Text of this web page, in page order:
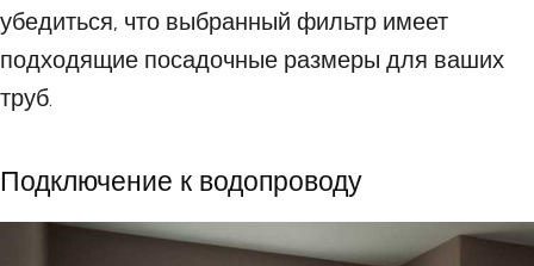
убедиться, что выбранный фильтр имеет
подходящие посадочные размеры для ваших
труб.
Подключение к водопроводу